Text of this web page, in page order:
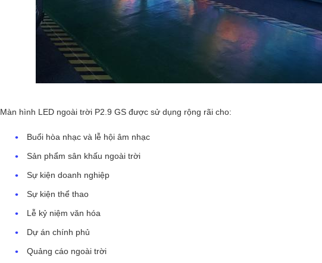
Màn hình LED ngoài trời P2.9 GS được sử dụng rộng rãi cho:
Buổi hòa nhạc và lễ hội âm nhạc
Sản phẩm sân khấu ngoài trời
Sự kiện doanh nghiệp
Sự kiện thể thao
Lễ kỷ niệm văn hóa
Dự án chính phủ
Quảng cáo ngoài trời